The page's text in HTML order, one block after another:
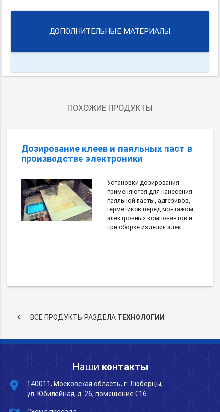
ДОПОЛНИТЕЛЬНЫЕ МАТЕРИАЛЫ
ПОХОЖИЕ ПРОДУКТЫ
Дозирование клеев и паяльных паст в
производстве электроники
Установки дозирования
применяются для нанесения
паяльной пасты, адгезивов,
герметиков перед монтажом
электронных компонентов и
при сборке изделий элек
keyboard_arrow_left ВСЕ ПРОДУКТЫ РАЗДЕЛА ТЕХНОЛОГИИ
Наши контакты
place
140011, Московская область, г. Люберцы,
ул. Юбилейная, д. 26, помещение 016